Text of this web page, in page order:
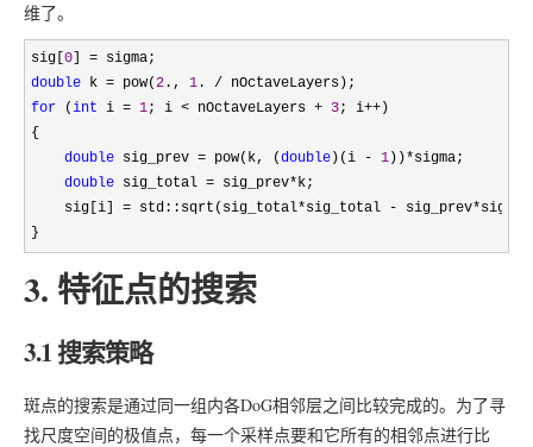
维了。
sig[ 0 ] =
double k = pow(2 ., 1 . /
for (int i = 1; i < nOctaveLayers + 3; i++ )
{
double sig_prev = pow(k, (double )(i - 1 ))*sigma;
double sig_total = sig_prev*k;
    sig[i]
= std::sqrt(sig_total*sig_total - sig_prev*
}
3. 特征点的搜索
3.1 搜索策略
斑点的搜索是通过同一组内各DoG相邻层之间比较完成的。为了寻
找尺度空间的极值点，每一个采样点要和它所有的相邻点进行比